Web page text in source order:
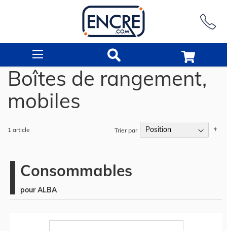
Boîtes de rangement,
mobiles
1 article Trier par
Consommables
pour ALBA